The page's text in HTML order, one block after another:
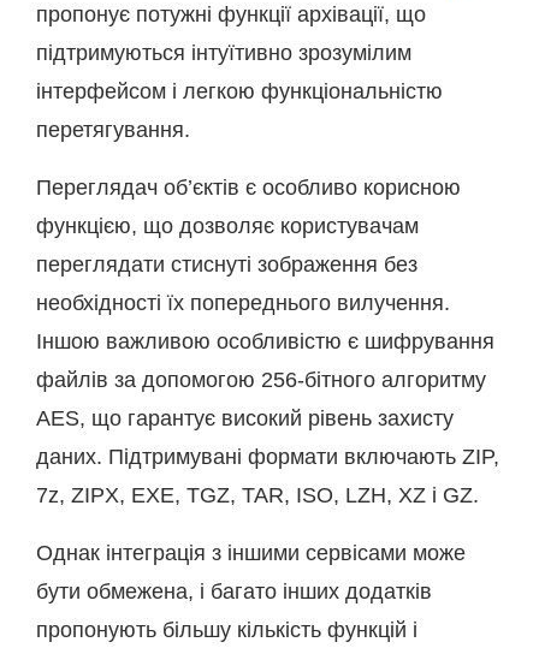
пропонує потужні функції архівації, що
підтримуються інтуїтивно зрозумілим
інтерфейсом і легкою функціональністю
перетягування.
Переглядач об’єктів є особливо корисною
функцією, що дозволяє користувачам
переглядати стиснуті зображення без
необхідності їх попереднього вилучення.
Іншою важливою особливістю є шифрування
файлів за допомогою 256-бітного алгоритму
AES, що гарантує високий рівень захисту
даних. Підтримувані формати включають ZIP,
7z, ZIPX, EXE, TGZ, TAR, ISO, LZH, XZ і GZ.
Однак інтеграція з іншими сервісами може
бути обмежена, і багато інших додатків
пропонують більшу кількість функцій і